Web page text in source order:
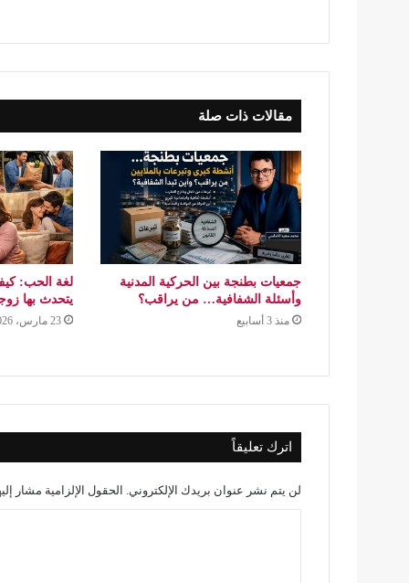
مقالات ذات صلة
جمعيات بطنجة بين الحركية المدنية
وأسئلة الشفافية… من يراقب؟
منذ 3 أسابيع
لغة الحب:
يتحدث بها
23 مارس، 2026
اترك تعليقاً
لن يتم نشر عنوان بريدك الإلكتروني. الحقول الإلزامية مشار